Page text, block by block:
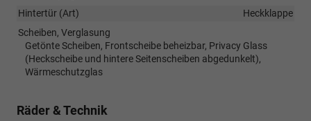
Hintertür (Art)
Heckklappe
Scheiben, Verglasung
Getönte Scheiben, Frontscheibe beheizbar, Privacy Glass
(Heckscheibe und hintere Seitenscheiben abgedunkelt),
Wärmeschutzglas
Räder & Technik